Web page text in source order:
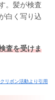
。髪が検査
白く写り込
査を受けま
リボン活動より引用